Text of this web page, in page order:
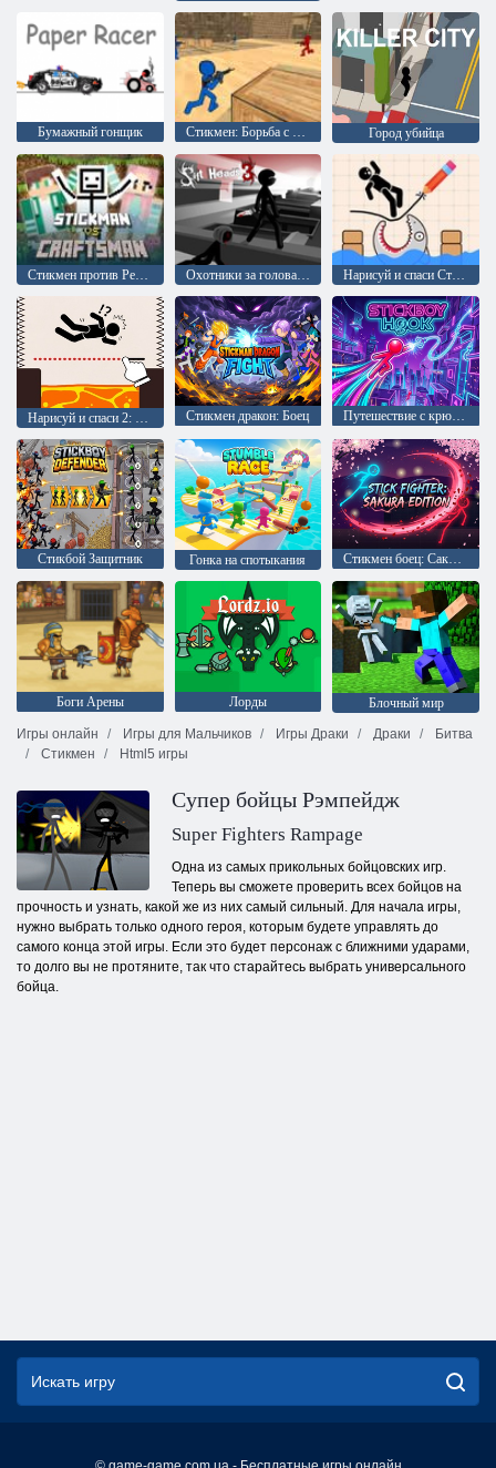
Бумажный гонщик Стикмен: Борьба с терроризмом Город убийца
Стикмен против Ремесленника Охотники за головами 3 Нарисуй и спаси Стикмена
Стикмен дракон: Боец Путешествие с крюком
Стикбой Защитник Гонка на спотыкания Стикмен боец: Сакура-издание
Боги Арены Лорды
Блочный мир
Игры онлайн
Игры для Мальчиков Игры Драки Драки
Битва
Стикмен
Html5 игры
Супер бойцы Рэмпейдж
Super Fighters Rampage
Одна из самых прикольных бойцовских игр.
Теперь вы сможете проверить всех бойцов на
прочность и узнать, какой же из них самый сильный. Для начала игры,
нужно выбрать только одного героя, которым будете управлять до
самого конца этой игры. Если это будет персонаж с ближними ударами,
то долго вы не протяните, так что старайтесь выбрать универсального
бойца.